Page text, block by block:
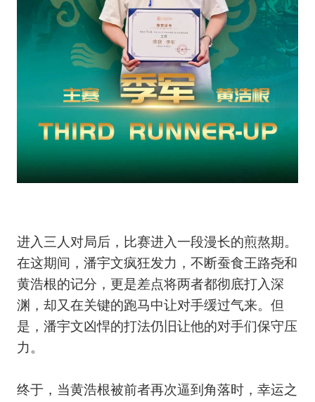
进入三人对局后，比赛进入一段漫长的煎熬期。
在这期间，潘宇文疯狂发力，不断蚕食王路尧和
黄浩根的记分，更是差点将两者都彻底打入深
渊，却又在关键的跑马中让对手缓过气来。但
是，潘宇文凶悍的打法仍旧让他的对手们保守压
力。
终于，当黄浩根被前者再次逼到角落时，幸运之